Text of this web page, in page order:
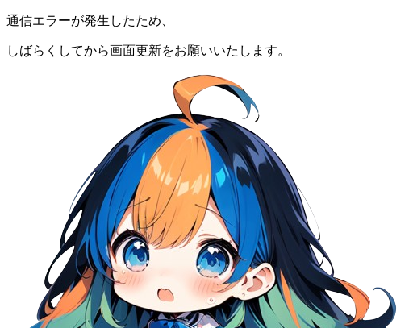
通信エラーが発生したため、
しばらくしてから画面更新をお願いいたします。